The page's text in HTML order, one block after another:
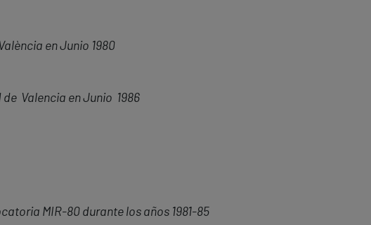
en Junio 1980
Valencia en Junio 1986
MIR-80 durante los años 1981-85